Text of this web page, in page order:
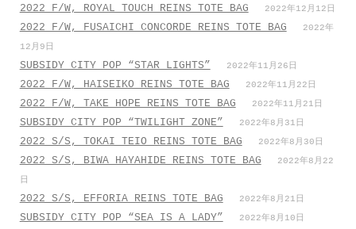
2022 F/W, ROYAL TOUCH REINS TOTE BAG 2022年12月12日
2022 F/W, FUSAICHI CONCORDE REINS TOTE BAG
2022年
12月9日
SUBSIDY CITY POP “STAR LIGHTS” 2022年11月26日
2022 F/W, HAISEIKO REINS TOTE BAG 2022年11月22日
2022 F/W, TAKE HOPE REINS TOTE BAG 2022年11月21日
SUBSIDY CITY POP “TWILIGHT ZONE” 2022年8月31日
2022 S/S, TOKAI TEIO REINS TOTE BAG 2022年8月30日
2022 S/S, BIWA HAYAHIDE REINS TOTE BAG
2022年8月22
日
2022 S/S, EFFORIA REINS TOTE BAG 2022年8月21日
SUBSIDY CITY POP “SEA IS A LADY” 2022年8月10日